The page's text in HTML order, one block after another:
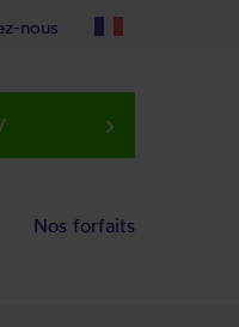
nous
keyboard_arrow_right
Nos forfaits